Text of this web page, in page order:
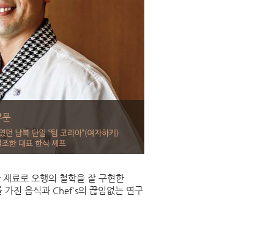
료로 오행의 철학을 잘 구현한
진 음식과 Chef`s의 끊임없는 연구